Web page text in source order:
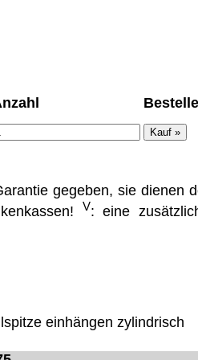
gegeben, sie dienen
V: eine
einhängen zylindrisch